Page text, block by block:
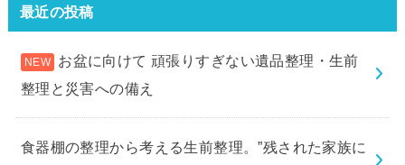
最近の投稿
お盆に向けて 頑張りすぎない遺品整理・生前
整理と災害への備え
食器棚の整理から考える生前整理。”残された家族に